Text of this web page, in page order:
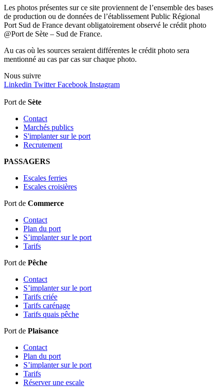
Les photos présentes sur ce site proviennent de l’ensemble des bases
de production ou de données de l’établissement Public Régional
Port Sud de France devant obligatoirement observé le crédit photo
@Port de Sète – Sud de France.
Au cas où les sources seraient différentes le crédit photo sera
mentionné au cas par cas sur chaque photo.
Nous suivre
Linkedin Twitter Facebook Instagram
Port de Sète
Contact
Marchés publics
S'implanter sur le port
Recrutement
PASSAGERS
Escales ferries
Escales croisières
Port de Commerce
Contact
Plan du port
S’implanter sur le port
Tarifs
Port de Pêche
Contact
S’implanter sur le port
Tarifs criée
Tarifs carénage
Tarifs quais pêche
Port de Plaisance
Contact
Plan du port
S’implanter sur le port
Tarifs
Réserver une escale